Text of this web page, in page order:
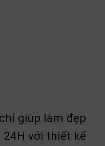
giúp làm đẹp
24H với thiết kế